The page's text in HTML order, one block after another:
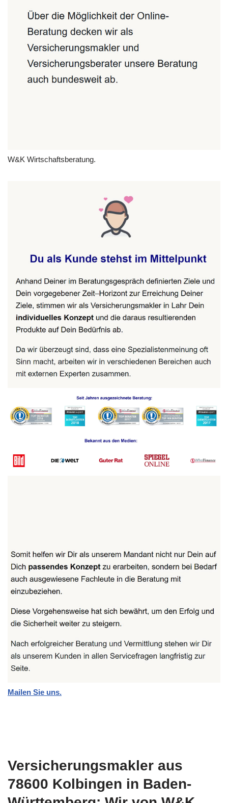
W&K Wirtschaftsberatung.
Mailen Sie uns.
Versicherungsmakler aus
78600 Kolbingen in Baden-